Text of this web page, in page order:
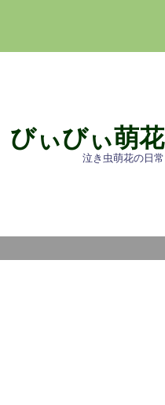
びぃびぃ萌花
泣き虫萌花の日常